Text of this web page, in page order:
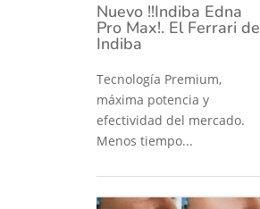
Nuevo !!Indiba Edna
Pro Max!. El Ferrari de
Indiba
Tecnología Premium,
máxima potencia y
efectividad del mercado.
Menos tiempo...